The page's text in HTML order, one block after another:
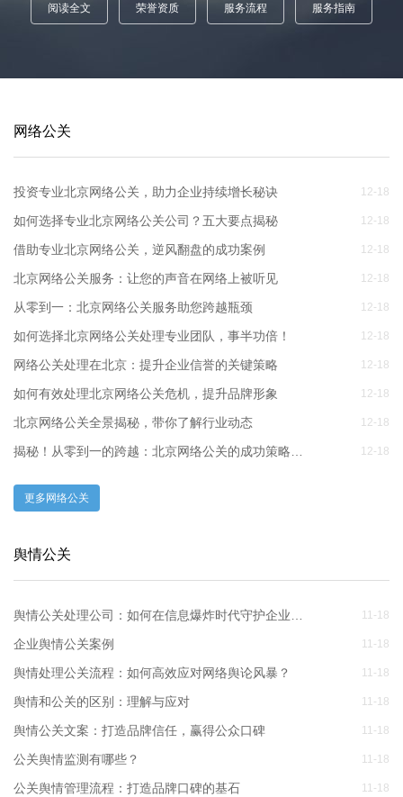
阅读全文 荣誉资质 服务流程 服务指南
网络公关
投资专业北京网络公关，助力企业持续增长秘诀 12-18
如何选择专业北京网络公关公司？五大要点揭秘 12-18
借助专业北京网络公关，逆风翻盘的成功案例 12-18
北京网络公关服务：让您的声音在网络上被听见 12-18
从零到一：北京网络公关服务助您跨越瓶颈 12-18
如何选择北京网络公关处理专业团队，事半功倍！ 12-18
网络公关处理在北京：提升企业信誉的关键策略 12-18
如何有效处理北京网络公关危机，提升品牌形象 12-18
北京网络公关全景揭秘，带你了解行业动态 12-18
12-18
更多网络公关
舆情公关
11-18
企业舆情公关案例 11-18
舆情处理公关流程：如何高效应对网络舆论风暴？ 11-18
舆情和公关的区别：理解与应对 11-18
舆情公关文案：打造品牌信任，赢得公众口碑 11-18
公关舆情监测有哪些？ 11-18
公关舆情管理流程：打造品牌口碑的基石 11-18